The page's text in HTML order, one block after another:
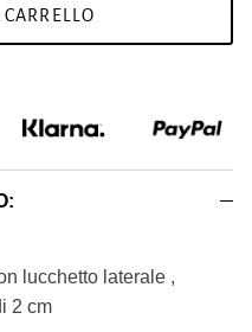
lucchetto laterale ,
2 cm